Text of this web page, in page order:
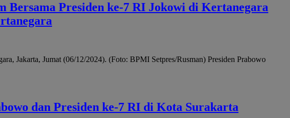
Presiden ke-7 RI Jokowi di Kertanegara
Jakarta, Jumat (06/12/2024). (Foto: BPMI Setpres/Rusman) Presiden Prabowo
dan Presiden ke-7 RI di Kota Surakarta